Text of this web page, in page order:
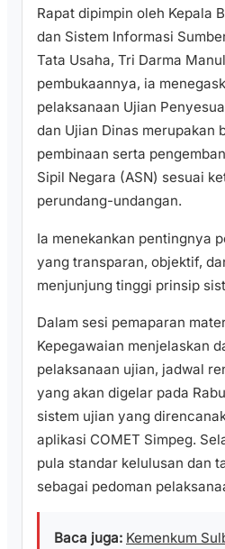
Rapat dipimpin oleh Kepala
dan Sistem Informasi
Tata Usaha, Tri Darma
pembukaannya, ia
pelaksanaan Ujian
dan Ujian Dinas merupakan
pembinaan serta
Sipil Negara (ASN) sesuai
perundang-undangan.
Ia menekankan pentingnya
yang transparan, objektif,
menjunjung tinggi prinsip
Dalam sesi pemaparan
Kepegawaian menjelaskan
pelaksanaan ujian, jadwal
yang akan digelar pada
sistem ujian yang
aplikasi COMET Simpeg.
pula standar kelulusan dan
sebagai pedoman
Baca juga: Kemenkum